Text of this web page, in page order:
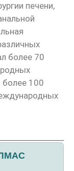
печени,
более 70
более 100